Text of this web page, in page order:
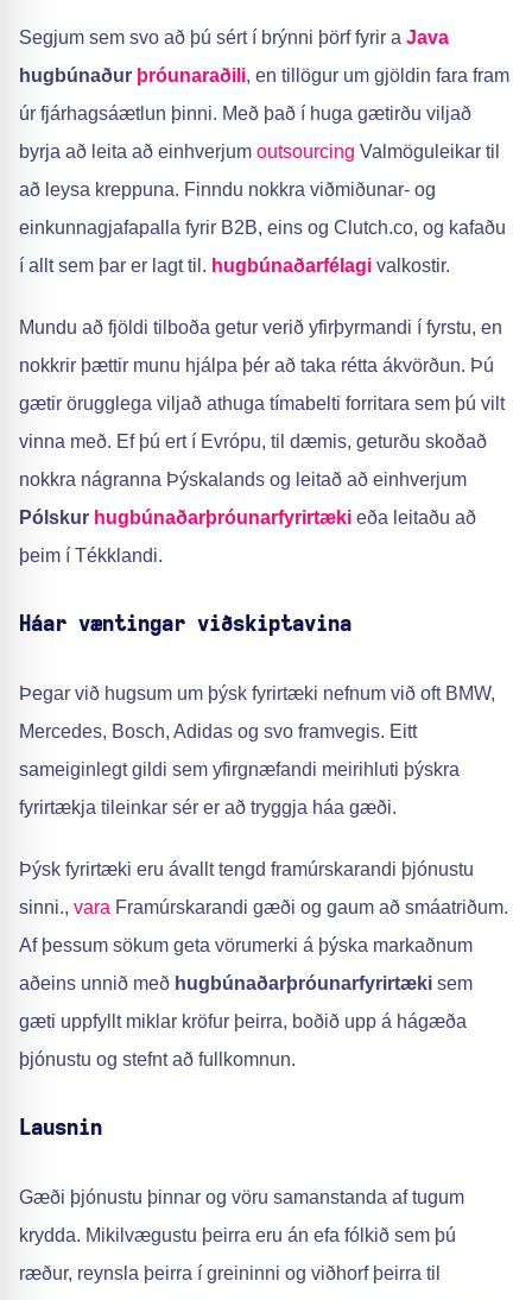
Segjum sem svo að þú sért í brýnni þörf fyrir a Java
hugbúnaður þróunaraðili, en tillögur um gjöldin fara fram
úr fjárhagsáætlun þinni. Með það í huga gætirðu viljað
byrja að leita að einhverjum outsourcing Valmöguleikar til
að leysa kreppuna. Finndu nokkra viðmiðunar- og
einkunnagjafapalla fyrir B2B, eins og Clutch.co, og kafaðu
í allt sem þar er lagt til. hugbúnaðarfélagi valkostir.
Mundu að fjöldi tilboða getur verið yfirþyrmandi í fyrstu, en
nokkrir þættir munu hjálpa þér að taka rétta ákvörðun. Þú
gætir örugglega viljað athuga tímabelti forritara sem þú vilt
vinna með. Ef þú ert í Evrópu, til dæmis, geturðu skoðað
nokkra nágranna Þýskalands og leitað að einhverjum
Pólskur hugbúnaðarþróunarfyrirtæki eða leitaðu að
þeim í Tékklandi.
Háar væntingar viðskiptavina
Þegar við hugsum um þýsk fyrirtæki nefnum við oft BMW,
Mercedes, Bosch, Adidas og svo framvegis. Eitt
sameiginlegt gildi sem yfirgnæfandi meirihluti þýskra
fyrirtækja tileinkar sér er að tryggja háa gæði.
Þýsk fyrirtæki eru ávallt tengd framúrskarandi þjónustu
sinni., vara Framúrskarandi gæði og gaum að smáatriðum.
Af þessum sökum geta vörumerki á þýska markaðnum
aðeins unnið með hugbúnaðarþróunarfyrirtæki sem
gæti uppfyllt miklar kröfur þeirra, boðið upp á hágæða
þjónustu og stefnt að fullkomnun.
Lausnin
Gæði þjónustu þinnar og vöru samanstanda af tugum
krydda. Mikilvægustu þeirra eru án efa fólkið sem þú
ræður, reynsla þeirra í greininni og viðhorf þeirra til